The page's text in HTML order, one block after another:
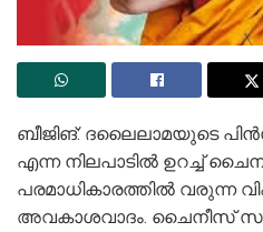
ബീജിങ്: ദലൈലാമയുടെ
എന്ന നിലപാടിൽ ഉറച്ച്
പരമാധികാരത്തിൽ വരുന്ന
അവകാശവാദം. ചൈനീസ്